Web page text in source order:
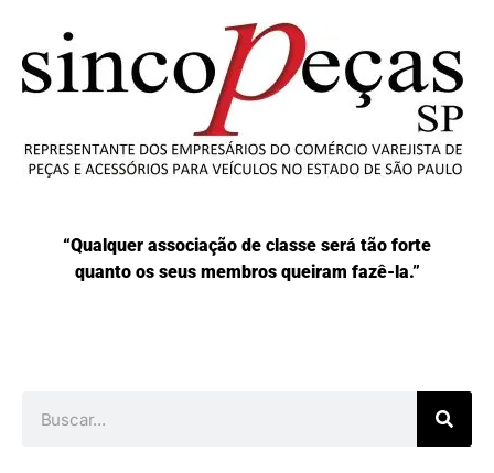
“Qualquer associação de classe será tão forte
quanto os seus membros queiram fazê-la.”